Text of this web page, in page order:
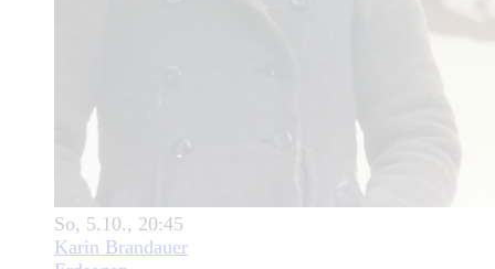
So, 5.10., 20:45
Karin Brandauer